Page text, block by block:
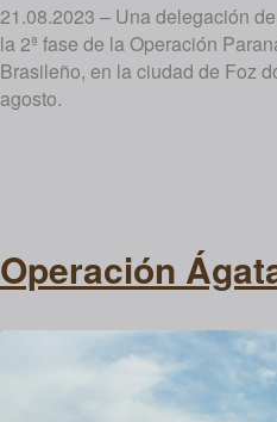
21.08.2023 – Una delegación
la 2ª fase de la Operación
Brasileño, en la ciudad de Foz
agosto.
Operación